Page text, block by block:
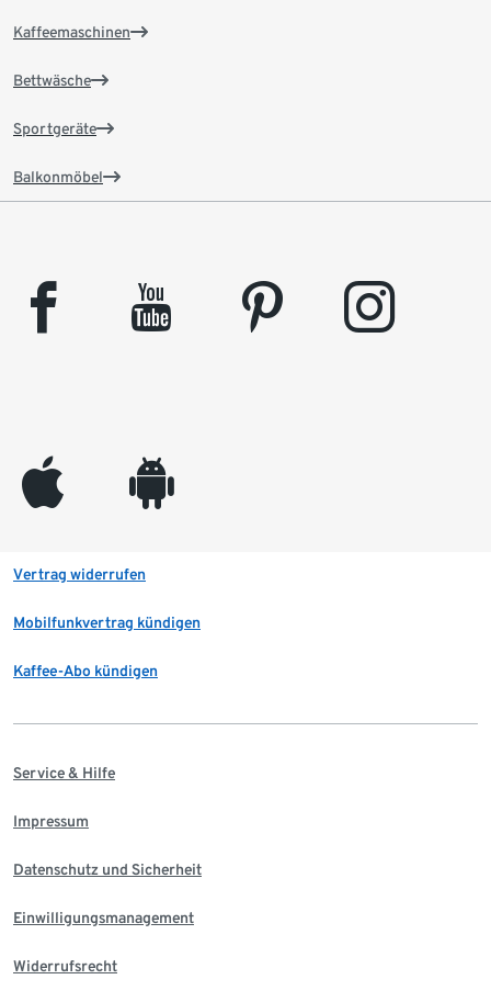
Kaffeemaschinen
Bettwäsche
Sportgeräte
Balkonmöbel
facebook youtube pinterest instagram
appleinc android
Vertrag widerrufen
Mobilfunkvertrag kündigen
Kaffee-Abo kündigen
Service & Hilfe
Impressum
Datenschutz und Sicherheit
Einwilligungsmanagement
Widerrufsrecht